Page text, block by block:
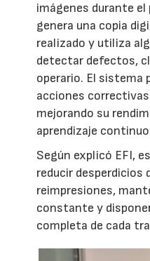
imágenes durante
genera una copia
realizado y utiliza
detectar defectos,
operario. El sistema
acciones
mejorando su
aprendizaje
Según explicó EFI,
reducir desperdicios
reimpresiones,
constante y
completa de cada